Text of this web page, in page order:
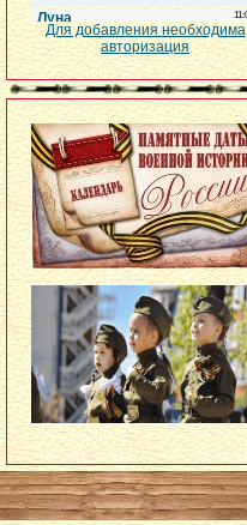
Для добавления необходима
авторизация